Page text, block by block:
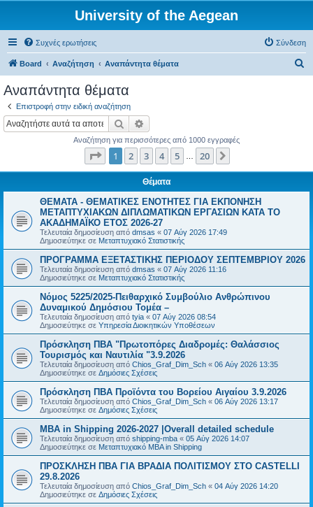
University of the Aegean
Συχνές ερωτήσεις Σύνδεση
Board Αναζήτηση Αναπάντητα θέματα
Αναπάντητα θέματα
Επιστροφή στην ειδική αναζήτηση
Αναζήτηση
Αναζήτηση για περισσότερες από 1000 εγγραφές
Σελίδα από20
1 2 3 4 5 20
Θέματα
ΘΕΜΑΤΑ - ΘΕΜΑΤΙΚΕΣ ΕΝΟΤΗΤΕΣ ΓΙΑ ΕΚΠΟΝΗΣΗ
ΜΕΤΑΠΤΥΧΙΑΚΩΝ ΔΙΠΛΩΜΑΤΙΚΩΝ ΕΡΓΑΣΙΩΝ ΚΑΤΑ ΤΟ
ΑΚΑΔΗΜΑΪΚΟ ΕΤΟΣ 2026-27
Τελευταία δημοσίευση από dmsas « 07 Αύγ 2026 17:49
Δημοσιεύτηκε σε Μεταπτυχιακό Στατιστικής
ΠΡΟΓΡΑΜΜΑ ΕΞΕΤΑΣΤΙΚΗΣ ΠΕΡΙΟΔΟΥ ΣΕΠΤΕΜΒΡΙΟΥ 2026
Τελευταία δημοσίευση από dmsas « 07 Αύγ 2026 11:16
Δημοσιεύτηκε σε Μεταπτυχιακό Στατιστικής
Νόμος 5225/2025-Πειθαρχικό Συμβούλιο Ανθρώπινου
Δυναμικού Δημόσιου Τομέα –
Τελευταία δημοσίευση από tyia « 07 Αύγ 2026 08:54
Δημοσιεύτηκε σε Υπηρεσία Διοικητικών Υποθέσεων
Πρόσκληση ΠΒΑ "Πρωτοπόρες Διαδρομές: Θαλάσσιος
Τουρισμός και Ναυτιλία "3.9.2026
Τελευταία δημοσίευση από Chios_Graf_Dim_Sch « 06 Αύγ 2026 13:35
Δημοσιεύτηκε σε Δημόσιες Σχέσεις
Πρόσκληση ΠΒΑ Προϊόντα του Βορείου Αιγαίου 3.9.2026
Τελευταία δημοσίευση από Chios_Graf_Dim_Sch « 06 Αύγ 2026 13:17
Δημοσιεύτηκε σε Δημόσιες Σχέσεις
MBA in Shipping 2026-2027 |Overall detailed schedule
Τελευταία δημοσίευση από shipping-mba « 05 Αύγ 2026 14:07
Δημοσιεύτηκε σε Μεταπτυχιακό MBA in Shipping
ΠΡΟΣΚΛΗΣΗ ΠΒΑ ΓΙΑ ΒΡΑΔΙΑ ΠΟΛΙΤΙΣΜΟΥ ΣΤΟ CASTELLI
29.8.2026
Τελευταία δημοσίευση από Chios_Graf_Dim_Sch « 04 Αύγ 2026 14:20
Δημοσιεύτηκε σε Δημόσιες Σχέσεις